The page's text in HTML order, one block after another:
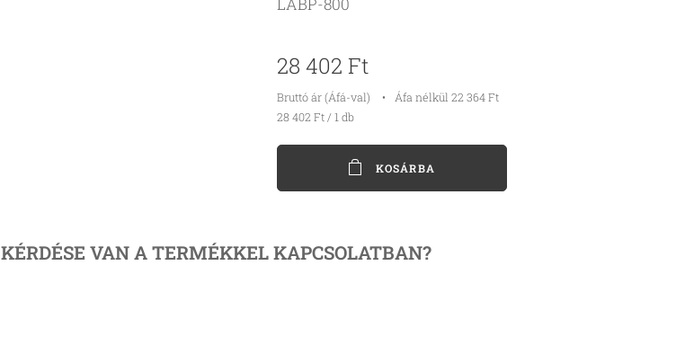
28 402 Ft
Bruttó ár (Áfá-val)
Áfa nélkül 22 364 Ft
28 402 Ft / 1 db
KOSÁRBA
KÉRDÉSE VAN A TERMÉKKEL KAPCSOLATBAN?